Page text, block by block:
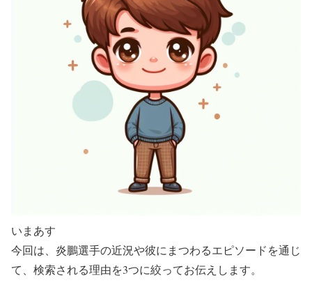
いまあす
今回は、炎鵬選手の近況や彼にまつわるエピソードを通じ
て、検索される理由を3つに絞ってお伝えします。